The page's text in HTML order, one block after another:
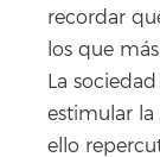
recordar
los que
La
estimular
ello